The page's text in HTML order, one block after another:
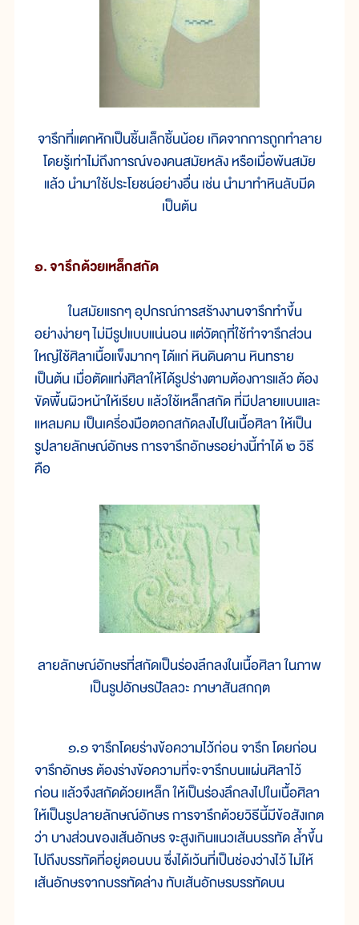
จารึกที่แตกหักเป็นชิ้นเล็กชิ้นน้อย เกิดจากการถูกทำลาย
โดยรู้เท่าไม่ถึงการณ์ของคนสมัยหลัง หรือเมื่อพ้นสมัย
แล้ว นำมาใช้ประโยชน์อย่างอื่น เช่น นำมาทำหินลับมีด
เป็นต้น
๑.จารึกด้วยเหล็กสกัด
ในสมัยแรกๆ อุปกรณ์การสร้างงานจารึกทำขึ้น
อย่างง่ายๆ ไม่มีรูปแบบแน่นอน แต่วัตถุที่ใช้ทำจารึกส่วน
ใหญ่ใช้ศิลาเนื้อแข็งมากๆ ได้แก่ หินดินดาน หินทราย
เป็นต้น เมื่อตัดแท่งศิลาให้ได้รูปร่างตามต้องการแล้ว ต้อง
ขัดพื้นผิวหน้าให้เรียบ แล้วใช้เหล็กสกัด ที่มีปลายแบนและ
แหลมคม เป็นเครี่องมือตอกสกัดลงไปในเนื้อศิลา ให้เป็น
รูปลายลักษณ์อักษร การจารึกอักษรอย่างนี้ทำได้ ๒ วิธี
คือ
ลายลักษณ์อักษรที่สกัดเป็นร่องลึกลงในเนื้อศิลา ในภาพ
เป็นรูปอักษรปัลลวะ ภาษาสันสกฤต
๑.๑ จารึกโดยร่างข้อความไว้ก่อน จารึก โดยก่อน
จารึกอักษร ต้องร่างข้อความที่จะจารึกบนแผ่นศิลาไว้
ก่อน แล้วจึงสกัดด้วยเหล็ก ให้เป็นร่องลึกลงไปในเนื้อศิลา
ให้เป็นรูปลายลักษณ์อักษร การจารึกด้วยวิธีนี้มีข้อสังเกต
ว่า บางส่วนของเส้นอักษร จะสูงเกินแนวเส้นบรรทัด ล้ำขึ้น
ไปถึงบรรทัดที่อยู่ตอนบน ซึ่งได้เว้นที่เป็นช่องว่างไว้ ไม่ให้
เส้นอักษรจากบรรทัดล่าง ทับเส้นอักษรบรรทัดบน